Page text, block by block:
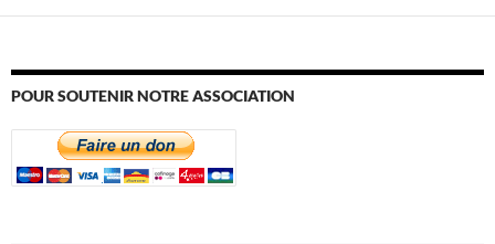
POUR SOUTENIR NOTRE ASSOCIATION